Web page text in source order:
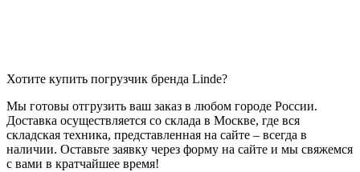
Хотите купить погрузчик бренда Linde?
Мы готовы отгрузить ваш заказ в любом городе России.
Доставка осуществляется со склада в Москве, где вся
складская техника, представленная на сайте – всегда в
наличии. Оставьте заявку через форму на сайте и мы свяжемся
с вами в кратчайшее время!